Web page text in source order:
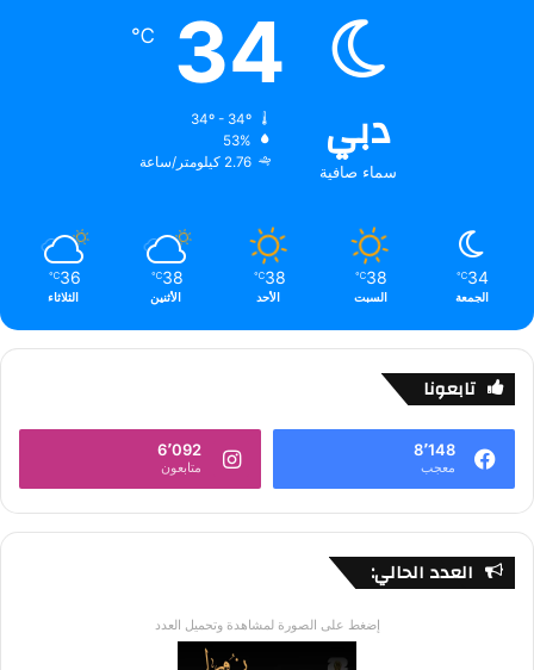
دبي
سماء صافية
34
℃
53%
2.76 كيلومتر/ساعة
34
℃
الجمعة
38
℃
السبت
38
℃
الأحد
38
℃
الأثنين
36
℃
الثلاثاء
تابعونا
8٬148
معجب
6٬092
متابعون
العدد الحالي:
إضغط على الصورة لمشاهدة وتحميل العدد